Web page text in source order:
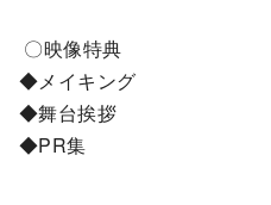
〇映像特典
◆メイキング
◆舞台挨拶
◆PR集